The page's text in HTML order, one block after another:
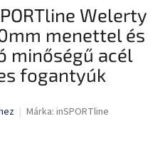
Welerty
menettel és
minőségű acél
fogantyúk
Márka: inSPORTline